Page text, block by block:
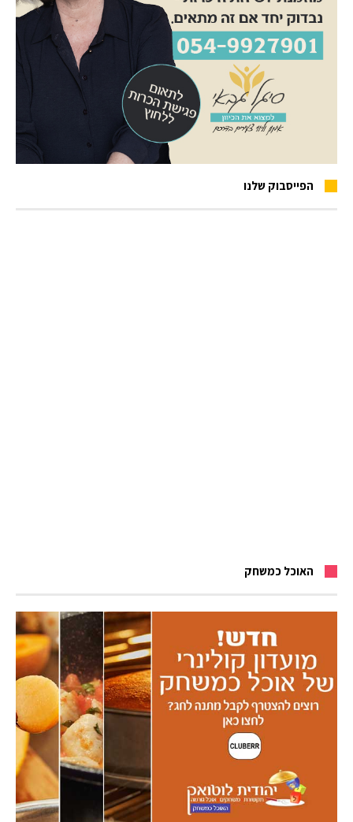
הפייסבוק שלנו
האוכל כמשחק